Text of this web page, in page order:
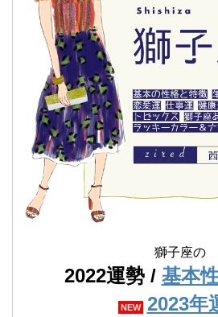
獅子座の
2022運勢 / 基本
NEW 2023年